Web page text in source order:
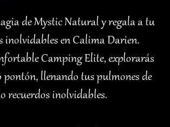
de Mystic Natural y regala a tu
inolvidables en Calima Darien.
Camping Elite, explorarás
pontón, llenando tus pulmones de
recuerdos inolvidables.